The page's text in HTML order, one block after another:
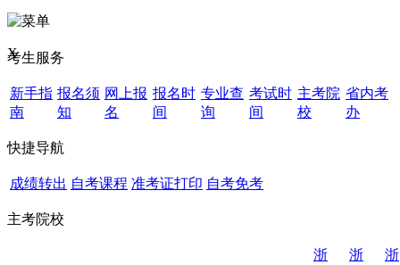
X
考生服务
新手指
南
报名须
知
网上报
名
报名时
间
专业查
询
考试时
间
主考院
校
省内考
办
快捷导航
成绩转出 自考课程 准考证打印 自考免考
主考院校
浙
浙
浙